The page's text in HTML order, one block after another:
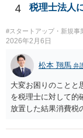
をおくほうがよろ
ば ・相手方建築業
貴社が相手方建築業
容 ・相手方建築業
が施主に対して紹
どです（これに限ら
関係を説明して見通
ていくことになると
4 税理士法人
#スタートアップ・新規事
2026年2月6日
松本 翔馬 弁
大変お困りのことと
を税理士に対して的
放置した結果消費税
あるか否かという問